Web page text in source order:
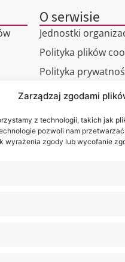
Zarządzaj zgodami
z technologii, takich jak
pozwoli nam
wyrażenia zgody lub wycofanie
O serwisie
Jednostki
Polityka plików
Polityka
RODO
Kontakt